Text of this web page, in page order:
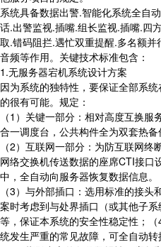
系统具备数据出警.智能化系统全自
话.出警监视.插嘴.组长监视.插嘴.四
取.错码阻拦.遇忙双重提醒.多名额
音频等作用。关键技术标准包含：
1.无服务器宕机系统设计方案
因为系统的独特性，要保证全部系
的很有可能。规定：
（1）关键一部分：相对高度互换
合一调度台，公共构件全为双套热备
（2）互联网一部分：为防互联网
网络交换机传送数据的座席CTI接口
中，全自动向服务器恢复数据信息。
（3）与外部插口：选用标准的接
案时考虑到与处界插口（或其他子
等，保证本系统的安全性稳定性；
统发生严重的常见故障，可全自动转